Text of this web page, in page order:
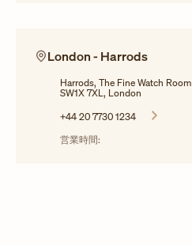
London - Harrods
Harrods, The Fine Watch Room
SW1X 7XL, London
+44 20 7730 1234
営業時間: